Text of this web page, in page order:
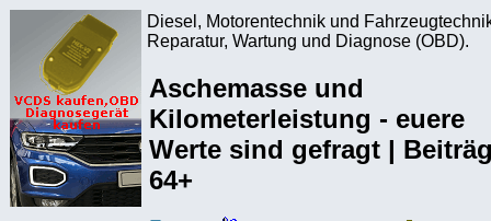
Diesel, Motorentechnik und
Reparatur, Wartung und Diagnose (OBD).
Aschemasse und
Kilometerleistung - euere
Werte sind gefragt |
64+